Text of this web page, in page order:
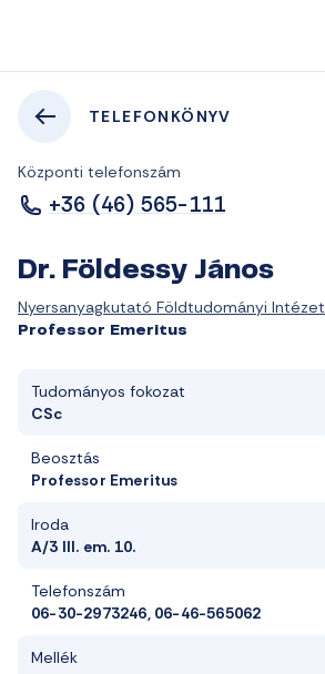
TELEFONKÖNYV
Központi telefonszám
+36 (46) 565-111
Dr. Földessy János
Nyersanyagkutató Földtudományi Intézet
Professor Emeritus
Tudományos fokozat
CSc
Beosztás
Professor Emeritus
Iroda
A/3 III. em. 10.
Telefonszám
06-30-2973246, 06-46-565062
Mellék